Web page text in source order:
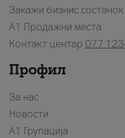
Закажи бизнис состанок
A1 Продажни места
Контакт центар 077
Профил
За нас
Новости
А1 Групација